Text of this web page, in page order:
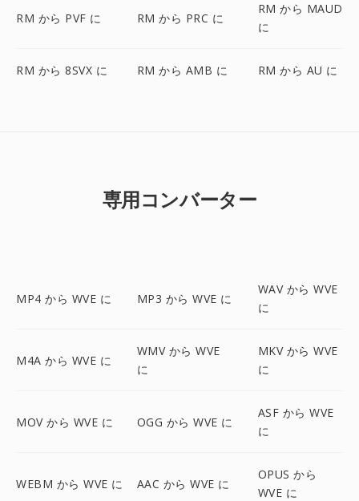
RM から PVF に RM から PRC に
RM から MAUD
に
RM から 8SVX に RM から AMB に RM から AU に
専用コンバーター
MP4 から WVE に MP3 から WVE に
WAV から WVE
に
M4A から WVE に
WMV から WVE
に
MKV から WVE
に
MOV から WVE に OGG から WVE に
ASF から WVE
に
WEBM から WVE に AAC から WVE に
OPUS から
WVE に